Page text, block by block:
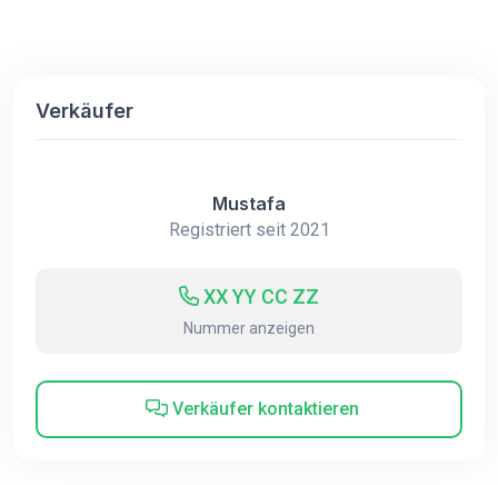
Verkäufer
Mustafa
Registriert seit 2021
XX YY CC ZZ
Nummer anzeigen
Verkäufer kontaktieren